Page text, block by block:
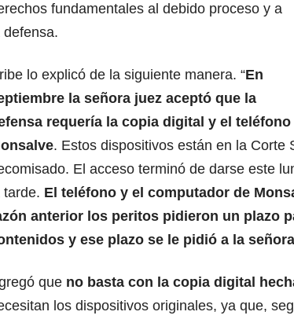
fundamentales al debido proceso y a
defensa.
lo explicó de la siguiente manera. “En
la señora juez aceptó que la
requería la copia digital y el
. Estos dispositivos están en la Corte
El acceso terminó de darse este
tarde. El teléfono y el computador de
anterior los peritos pidieron un plazo
y ese plazo se le pidió a la
que no basta con la copia digital
los dispositivos originales, ya que,